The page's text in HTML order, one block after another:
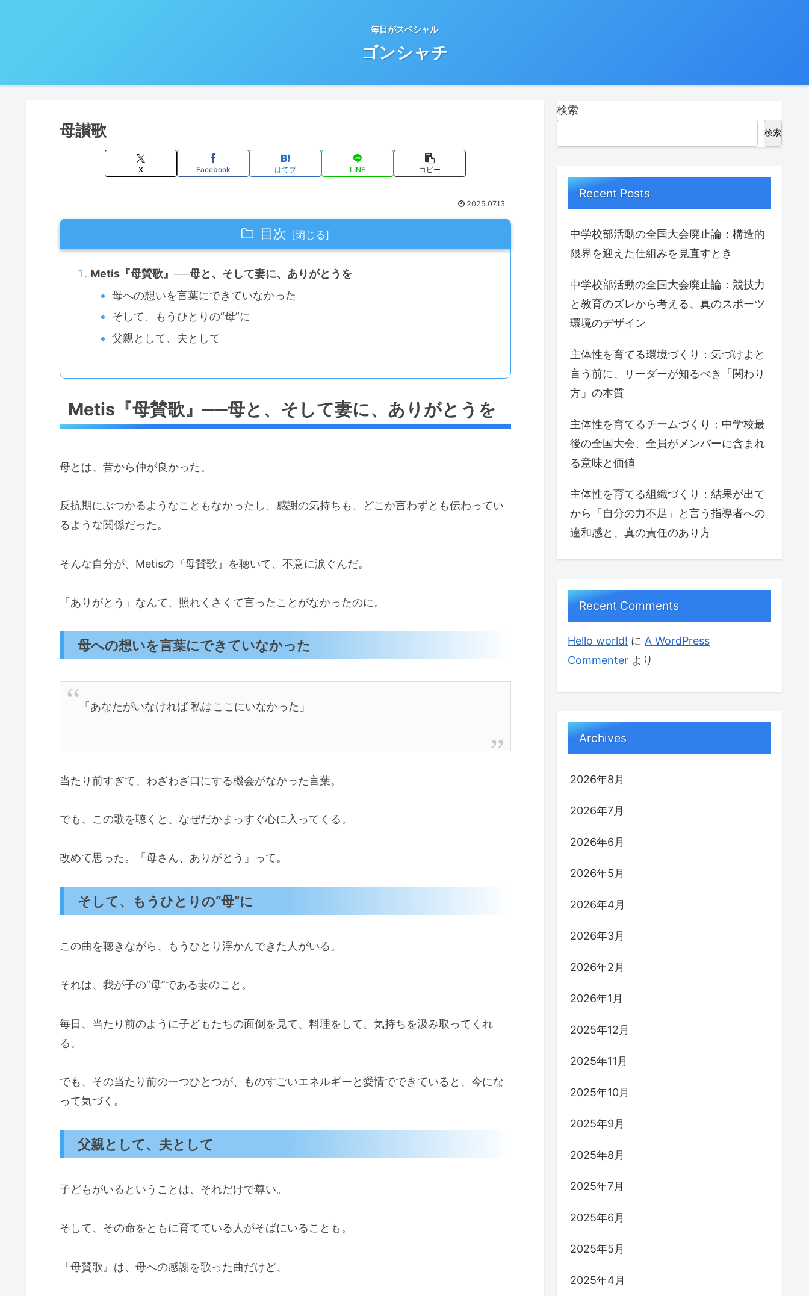
毎日がスペシャル
ゴンシャチ
母讃歌
X Facebook はてブ LINE コピー
2025.07.13
目次
Metis『母賛歌』──母と、そして妻に、ありがとうを
母への想いを言葉にできていなかった
そして、もうひとりの“母”に
父親として、夫として
Metis『母賛歌』──母と、そして妻に、ありがとうを
母とは、昔から仲が良かった。
反抗期にぶつかるようなこともなかったし、感謝の気持ちも、どこか言わずとも伝わってい
るような関係だった。
そんな自分が、Metisの『母賛歌』を聴いて、不意に涙ぐんだ。
「ありがとう」なんて、照れくさくて言ったことがなかったのに。
母への想いを言葉にできていなかった
「あなたがいなければ 私はここにいなかった」
当たり前すぎて、わざわざ口にする機会がなかった言葉。
でも、この歌を聴くと、なぜだかまっすぐ心に入ってくる。
改めて思った。「母さん、ありがとう」って。
そして、もうひとりの“母”に
この曲を聴きながら、もうひとり浮かんできた人がいる。
それは、我が子の“母”である妻のこと。
毎日、当たり前のように子どもたちの面倒を見て、料理をして、気持ちを汲み取ってくれ
る。
でも、その当たり前の一つひとつが、ものすごいエネルギーと愛情でできていると、今にな
って気づく。
父親として、夫として
子どもがいるということは、それだけで尊い。
そして、その命をともに育てている人がそばにいることも。
『母賛歌』は、母への感謝を歌った曲だけど、
検索
検索
Recent Posts
中学校部活動の全国大会廃止論：構造的
限界を迎えた仕組みを見直すとき
中学校部活動の全国大会廃止論：競技力
と教育のズレから考える、真のスポーツ
環境のデザイン
主体性を育てる環境づくり：気づけよと
言う前に、リーダーが知るべき「関わり
方」の本質
主体性を育てるチームづくり：中学校最
後の全国大会、全員がメンバーに含まれ
る意味と価値
主体性を育てる組織づくり：結果が出て
から「自分の力不足」と言う指導者への
違和感と、真の責任のあり方
Recent Comments
Hello world! に A WordPress
Commenter より
Archives
2026年8月
2026年7月
2026年6月
2026年5月
2026年4月
2026年3月
2026年2月
2026年1月
2025年12月
2025年11月
2025年10月
2025年9月
2025年8月
2025年7月
2025年6月
2025年5月
2025年4月